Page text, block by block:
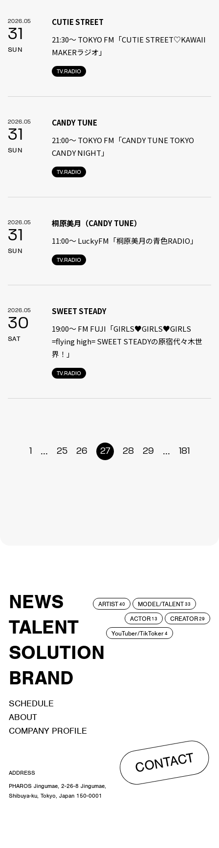
2026.05
31
SUN
TV.RADIO
CUTIE STREET
21:30〜 TOKYO FM「CUTIE STREET♡KAWAII
MAKERラジオ」
2026.05
31
SUN
TV.RADIO
CANDY TUNE
21:00〜 TOKYO FM「CANDY TUNE TOKYO
CANDY NIGHT」
2026.05
31
SUN
TV.RADIO
桐原美月（CANDY TUNE）
11:00〜 LuckyFM「桐原美月の青色RADIO」
2026.05
30
SAT
TV.RADIO
SWEET STEADY
19:00〜 FM FUJI「GIRLS♥GIRLS♥GIRLS
=flying high= SWEET STEADYの原宿代々木世
界！」
1 ... 25 26 27 28 29 ... 181
NEWS
TALENT
SOLUTION
BRAND
ARTIST40 MODEL/TALENT33
ACTOR 13 CREATOR29
YouTuber/TikToker4
SCHEDULE
ABOUT
COMPANY PROFILE
CONTACT
ADDRESS
PHAROS Jingumae, 2-26-8 Jingumae,
Shibuya-ku, Tokyo, Japan 150-0001